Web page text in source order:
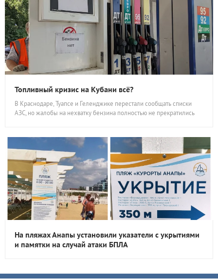
Топливный кризис на Кубани всё?
В Краснодаре, Туапсе и Геленджике перестали сообщать списки
АЗС, но жалобы на нехватку бензина полностью не прекратились
На пляжах Анапы установили указатели с укрытиями
и памятки на случай атаки БПЛА